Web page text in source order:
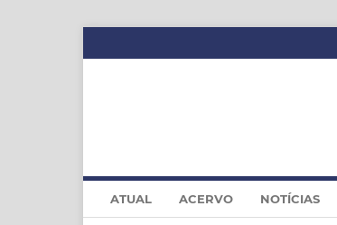
ATUAL ACERVO NOTÍCIAS